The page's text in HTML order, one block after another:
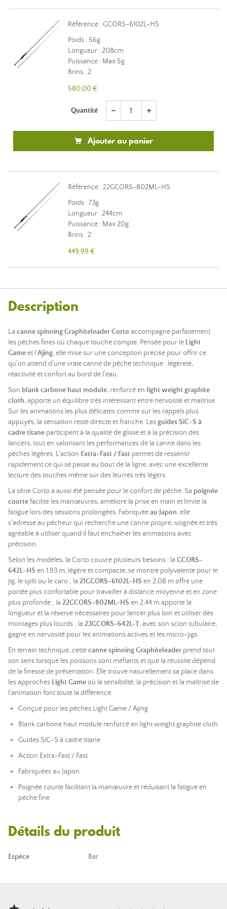
Référence : GCORS-6102L-HS
Poids : 56g
Longueur : 208cm
Puissance : Max 5g
Brins : 2
580,00 €
Quantité remove add
Ajouter au panier
Référence : 22GCORS-802ML-HS
Poids : 73g
Longueur : 244cm
Puissance : Max 20g
Brins : 2
449,99 €
Description
La canne spinning Graphiteleader Corto accompagne parfaitement
les pêches fines où chaque touche compte. Pensée pour le Light
Gameet l’Ajing, elle mise sur une conception précise pour offrir ce
qu’on attend d’une vraie canne de pêche technique : légèreté,
réactivité et confort au bord de l’eau.
Son blank carbone haut module, renforcé en light weight graphite
cloth, apporte un équilibre très intéressant entre nervosité et maîtrise.
Sur les animations les plus délicates comme sur les rappels plus
appuyés, la sensation reste directe et franche. Lesguides SiC-S à
cadre titane participent à la qualité de glisse et à la précision des
lancers, tout en valorisant les performances de la canne dans les
pêches légères. L’action Extra-Fast / Fast permet de ressentir
rapidement ce qui se passe au bout de la ligne, avec une excellente
lecture des touches même sur des leurres très légers.
La série Corto a aussi été pensée pour le confort de pêche. Sa poignée
courtefacilite les manœuvres, améliore la prise en main et limite la
fatigue lors des sessions prolongées. Fabriquéeau Japon, elle
s’adresse au pêcheur qui recherche une canne propre, soignée et très
agréable à utiliser quand il faut enchaîner les animations avec
précision.
Selon les modèles, la Corto couvre plusieurs besoins : la GCORS-
642L-HS en 1,93 m, légère et compacte, se montre polyvalente pour le
jig, le split ou le caro ; la 21GCORS-6102L-HS en 2,08 m offre une
portée plus confortable pour travailler à distance moyenne et en zone
plus profonde ; la 22GCORS-802ML-HS en 2,44 m apporte la
longueur et la réserve nécessaires pour lancer plus loin et utiliser des
montages plus lourds ; la 23GCORS-642L-T, avec son scion tubulaire,
gagne en nervosité pour les animations actives et les micro-jigs.
En terrain technique, cettecanne spinning Graphiteleader prend tout
son sens lorsque les poissons sont méfiants et que la réussite dépend
de la finesse de présentation. Elle trouve naturellement sa place dans
les approches Light Gameoù la sensibilité, la précision et la maîtrise de
l’animation font toute la différence.
Conçue pour les pêches Light Game / Ajing
Blank carbone haut module renforcé en light weight graphite cloth
Guides SiC-S à cadre titane
Action Extra-Fast / Fast
Fabriquées au Japon
Poignée courte facilitant la manœuvre et réduisant la fatigue en
pêche fine
Détails du produit
Espèce Bar